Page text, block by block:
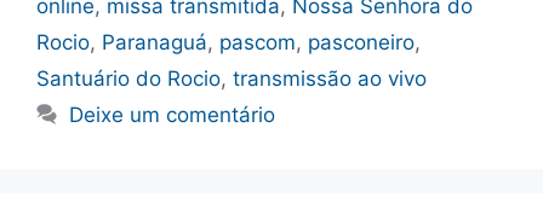
online, missa transmitida, Nossa Senhora do
Rocio, Paranaguá, pascom, pasconeiro,
Santuário do Rocio, transmissão ao vivo
Deixe um comentário